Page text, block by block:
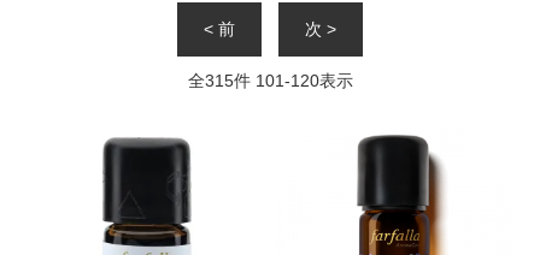
< 前 次 >
全315件 101-120表示